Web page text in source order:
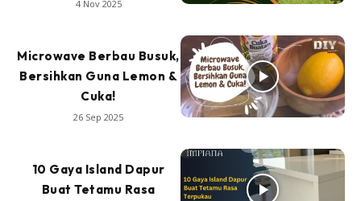
4 Nov 2025
Microwave Berbau Busuk,
Bersihkan Guna Lemon &
Cuka!
26 Sep 2025
10 Gaya Island Dapur
Buat Tetamu Rasa